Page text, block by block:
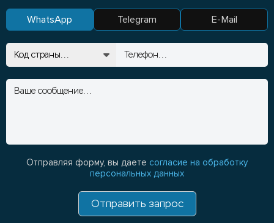
WhatsApp Telegram E-Mail
Отправляя форму, вы даете согласие на обработку
персональных данных
Отправить запрос